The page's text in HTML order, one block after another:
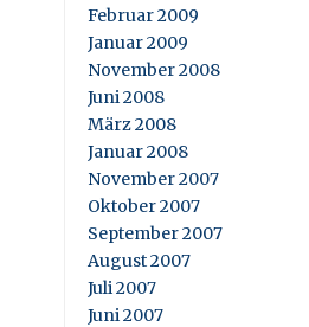
Februar 2009
Januar 2009
November 2008
Juni 2008
März 2008
Januar 2008
November 2007
Oktober 2007
September 2007
August 2007
Juli 2007
Juni 2007